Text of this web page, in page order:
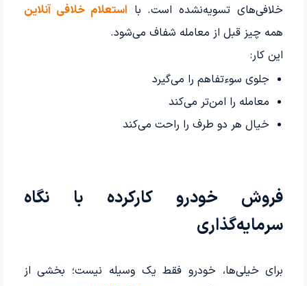
خلافی‌های تسویه‌نشده است. با استعلام خلافی آنلاین
همه چیز قبل از معامله شفاف می‌شود.
این کار:
جلوی سوءتفاهم را می‌گیرد
معامله را امن‌تر می‌کند
خیال هر دو طرف را راحت می‌کند
فروش خودرو کارکرده با نگاه
سرمایه‌گذاری
برای خیلی‌ها، خودرو فقط یک وسیله نیست؛ بخشی از